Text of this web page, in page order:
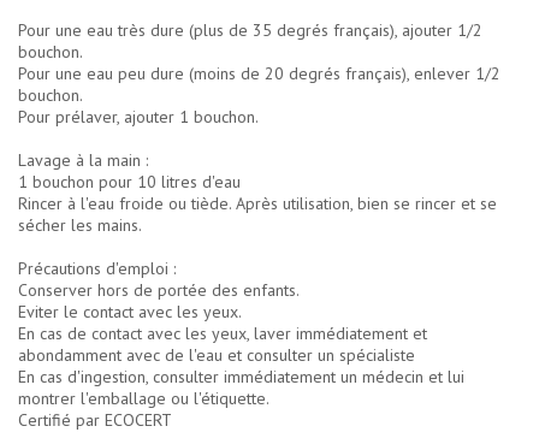
Pour une eau très dure (plus de 35 degrés français), ajouter 1/2
bouchon.
Pour une eau peu dure (moins de 20 degrés français), enlever 1/2
bouchon.
Pour prélaver, ajouter 1 bouchon.
Lavage à la main :
1 bouchon pour 10 litres d'eau
Rincer à l'eau froide ou tiède. Après utilisation, bien se rincer et se
sécher les mains.
Précautions d'emploi :
Conserver hors de portée des enfants.
Eviter le contact avec les yeux.
En cas de contact avec les yeux, laver immédiatement et
abondamment avec de l'eau et consulter un spécialiste
En cas d'ingestion, consulter immédiatement un médecin et lui
montrer l'emballage ou l'étiquette.
Certifié par ECOCERT